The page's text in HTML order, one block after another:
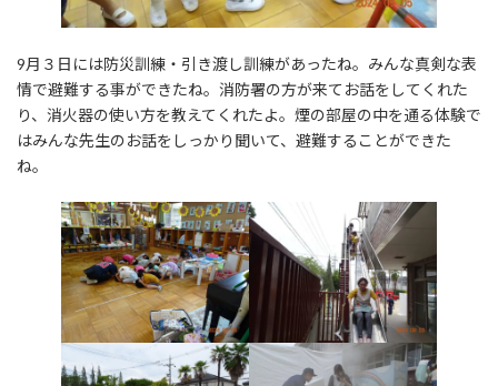
9月３日には防災訓練・引き渡し訓練があったね。みんな真剣な表
情で避難する事ができたね。消防署の方が来てお話をしてくれた
り、消火器の使い方を教えてくれたよ。煙の部屋の中を通る体験で
はみんな先生のお話をしっかり聞いて、避難することができた
ね。